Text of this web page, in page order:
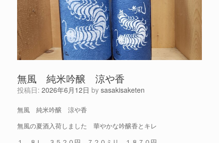
無風 純米吟醸 涼や香
投稿日: 2026年6月12日 by sasakisaketen
無風 純米吟醸 涼や香
無風の夏酒入荷しました 華やかな吟醸香とキレ